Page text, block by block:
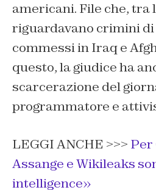
americani. File che, tra
riguardavano crimini
commessi in Iraq e
questo, la giudice ha
scarcerazione del
programmatore e
LEGGI ANCHE >>> Per
Assange e Wikileaks
intelligence»